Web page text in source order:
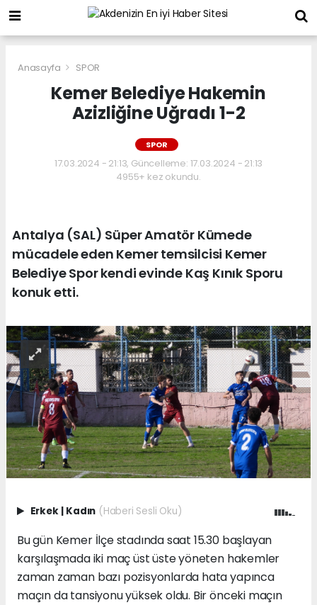
Anasayfa SPOR
Kemer Belediye Hakemin
Azizliğine Uğradı 1-2
SPOR
17.03.2024 - 21:13, Güncelleme: 17.03.2024 - 21:13
4955+ kez okundu.
Antalya (SAL) Süper Amatör Kümede
mücadele eden Kemer temsilcisi Kemer
Belediye Spor kendi evinde Kaş Kınık Sporu
konuk etti.
Erkek | Kadın (Haberi Sesli Oku)
Bu gün Kemer İlçe stadında saat 15.30 başlayan
karşılaşmada iki maç üst üste yöneten hakemler
zaman zaman bazı pozisyonlarda hata yapınca
maçın da tansiyonu yüksek oldu. Bir önceki maçın